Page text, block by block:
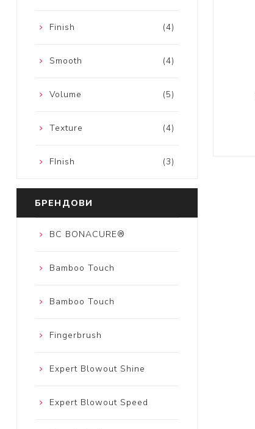
(4)
Finish
(4)
Smooth
(5)
Volume
(4)
Texture
(3)
FInish
БРЕНДОВИ
BC BONACURE®
Bamboo Touch
Bamboo Touch
Fingerbrush
Expert Blowout Shine
Expert Blowout Speed